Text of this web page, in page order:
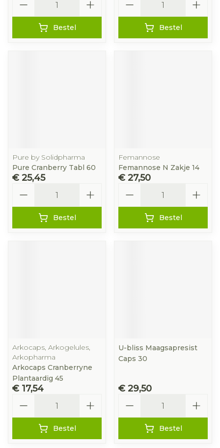
Bestel Bestel
Pure by Solidpharma
Pure Cranberry Tabl 60
€ 25,45
Bestel
Femannose
Femannose N Zakje 14
€ 27,50
Bestel
Arkocaps, Arkogelules,
Arkopharma
Arkocaps Cranberryne
Plantaardig 45
€ 17,54
Bestel
U-bliss Maagsapresist
Caps 30
€ 29,50
Bestel